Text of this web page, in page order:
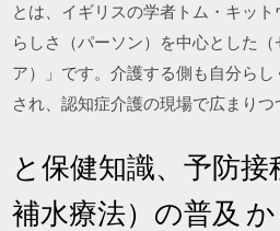
とは、イギリスの学者トム・キッ
らしさ（パーソン）を中心とした
ア）」です。介護する側も自分ら
され、認知症介護の現場で広まりつ
と保健知識、予防接
補水療法）の普及